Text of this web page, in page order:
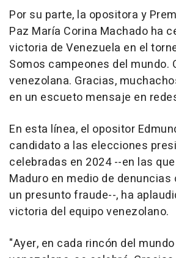
Por su parte, la opositora y
Paz María Corina Machado ha
victoria de Venezuela en el
Somos campeones del mundo.
venezolana. Gracias,
en un escueto mensaje en
En esta línea, el opositor
candidato a las elecciones
celebradas en 2024 --en las
Maduro en medio de
un presunto fraude--, ha
victoria del equipo venezolano.
"Ayer, en cada rincón del